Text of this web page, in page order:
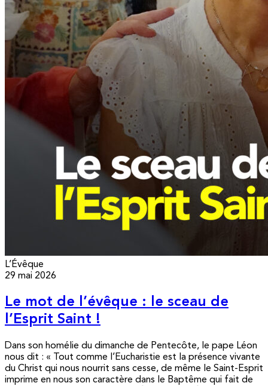
L’Évêque
29 mai 2026
Le mot de l’évêque : le sceau de
l’Esprit Saint !
Dans son homélie du dimanche de Pentecôte, le pape Léon
nous dit : « Tout comme l’Eucharistie est la présence vivante
du Christ qui nous nourrit sans cesse, de même le Saint-Esprit
imprime en nous son caractère dans le Baptême qui fait de